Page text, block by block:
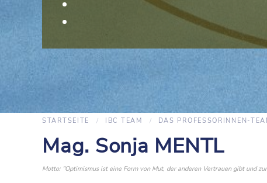
STARTSEITE IBC TEAM DAS PROFESSORINNEN-
Mag. Sonja MENTL
Motto: "Optimismus ist eine Form von Mut, der anderen Vertrauen gibt und